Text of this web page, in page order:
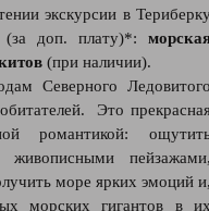
экскурсии в
(за доп. плату)*:
(при наличии).
Северного
Это
романтикой:
живописными
море ярких эмоций
морских гигантов в